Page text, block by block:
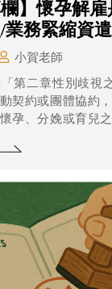
欄】懷孕解
業務緊縮資
小賀老師
第二章性別歧視
動契約或團體協約
孕、分娩或育兒
懷孕而解雇該員
過溝通/輔導/調職
性原則)方有機會合
之故終止契約，